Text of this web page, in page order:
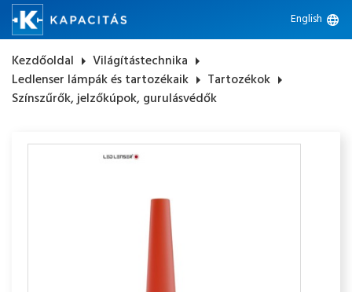
English language
Kezdőoldal arrow_right Világítástechnika arrow_right
Ledlenser lámpák és tartozékaik arrow_right Tartozékok arrow_right
Színszűrők, jelzőkúpok, gurulásvédők